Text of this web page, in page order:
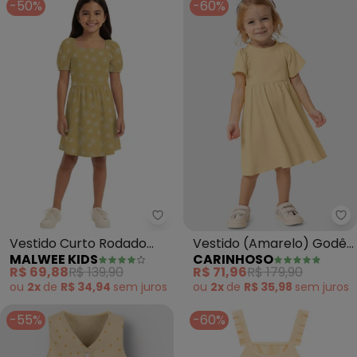
-50%
Malwee Kids - Vestido Curto
Vestido Curto Rodado
Floral (Amarelo)
MALWEE KIDS
R$ 69,88R$ 139,90
ou 2x de R$ 34,94 sem juros
-60%
Vestido (Amarelo) Godê
em Crepe
CARINHOSO
R$ 71,96R$ 179,90
ou 2x de R$ 35,98 sem juros
-55% -60%